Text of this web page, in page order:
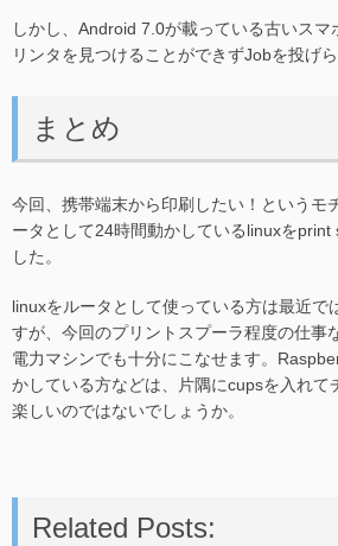
しかし、Android 7.0が載っている古いス
リンタを見つけることができずJobを投げら
まとめ
今回、携帯端末から印刷したい！というモ
ータとして24時間動かしているlinuxをprint
した。
linuxをルータとして使っている方は最近で
すが、今回のプリントスプーラ程度の仕事
電力マシンでも十分にこなせます。
かしている方などは、片隅にcupsを入れて
楽しいのではないでしょうか。
Related Posts: